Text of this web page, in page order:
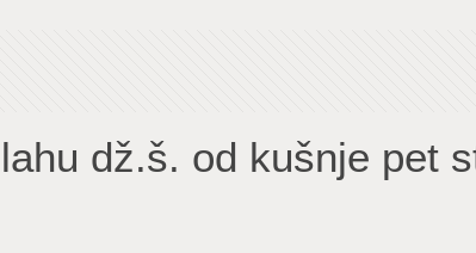
dž.š. od kušnje pet